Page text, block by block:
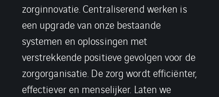
zorginnovatie. Centraliserend werken is
een upgrade van onze bestaande
systemen en oplossingen met
verstrekkende positieve gevolgen voor de
zorgorganisatie. De zorg wordt efficiënter,
effectiever en menselijker. Laten we